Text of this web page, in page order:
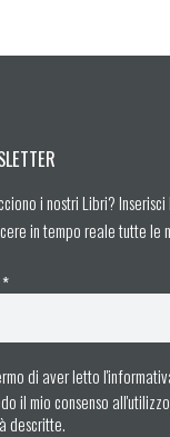
i nostri Libri?
in tempo reale tutte le
*
di aver letto
il mio consenso
descritte.